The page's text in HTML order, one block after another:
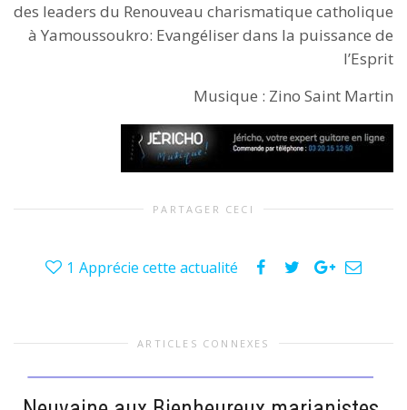
des leaders du Renouveau charismatique catholique
à Yamoussoukro: Evangéliser dans la puissance de
l’Esprit
Musique : Zino Saint Martin
PARTAGER CECI
1 Apprécie cette actualité
ARTICLES CONNEXES